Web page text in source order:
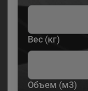
Вес (кг)
Объем (м3)